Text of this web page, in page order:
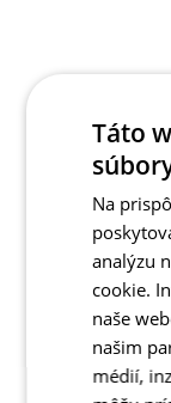
Táto
Na
analýzu
cookie.
naše
našim
médií,